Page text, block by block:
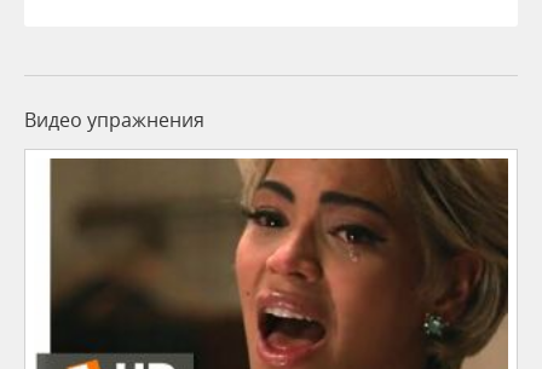
Видео упражнения